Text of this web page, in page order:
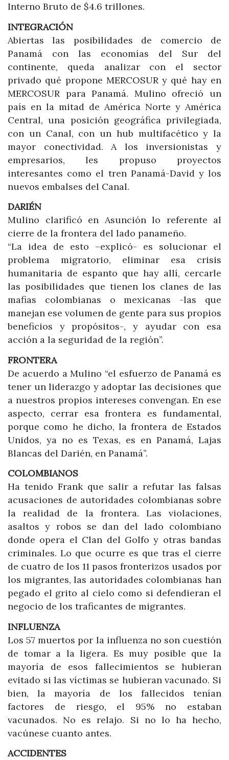
Interno Bruto de $4.6 trillones.
INTEGRACIÓN
Abiertas las posibilidades de comercio de
Panamá con las economías del Sur del
continente, queda analizar con el sector
privado qué propone MERCOSUR y qué hay en
MERCOSUR para Panamá. Mulino ofreció un
país en la mitad de América Norte y América
Central, una posición geográfica privilegiada,
con un Canal, con un hub multifacético y la
mayor conectividad. A los inversionistas y
empresarios, les propuso proyectos
interesantes como el tren Panamá-David y los
nuevos embalses del Canal.
DARIÉN
Mulino clarificó en Asunción lo referente al
cierre de la frontera del lado panameño.
“La idea de esto –explicó- es solucionar el
problema migratorio, eliminar esa crisis
humanitaria de espanto que hay allí, cercarle
las posibilidades que tienen los clanes de las
mafias colombianas o mexicanas -las que
manejan ese volumen de gente para sus propios
beneficios y propósitos-, y ayudar con esa
acción a la seguridad de la región”.
FRONTERA
De acuerdo a Mulino “el esfuerzo de Panamá es
tener un liderazgo y adoptar las decisiones que
a nuestros propios intereses convengan. En ese
aspecto, cerrar esa frontera es fundamental,
porque como he dicho, la frontera de Estados
Unidos, ya no es Texas, es en Panamá, Lajas
Blancas del Darién, en Panamá”.
COLOMBIANOS
Ha tenido Frank que salir a refutar las falsas
acusaciones de autoridades colombianas sobre
la realidad de la frontera. Las violaciones,
asaltos y robos se dan del lado colombiano
donde opera el Clan del Golfo y otras bandas
criminales. Lo que ocurre es que tras el cierre
de cuatro de los 11 pasos fronterizos usados por
los migrantes, las autoridades colombianas han
pegado el grito al cielo como si defendieran el
negocio de los traficantes de migrantes.
INFLUENZA
Los 57 muertos por la influenza no son cuestión
de tomar a la ligera. Es muy posible que la
mayoría de esos fallecimientos se hubieran
evitado si las víctimas se hubieran vacunado. Si
bien, la mayoría de los fallecidos tenían
factores de riesgo, el 95% no estaban
vacunados. No es relajo. Si no lo ha hecho,
vacúnese cuanto antes.
ACCIDENTES